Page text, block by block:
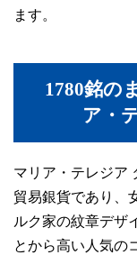
ます。
1780銘の
ア・
マリア・テレジア
貿易銀貨であり、
ルク家の紋章デザ
とから高い人気の